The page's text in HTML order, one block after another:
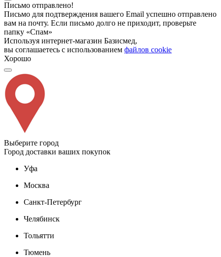
Письмо отправлено!
Письмо для подтверждения вашего Email успешно отправлено
вам на почту. Если письмо долго не приходит, проверьте
папку «Спам»
Используя интернет-магазин Базисмед,
вы соглашаетесь с использованием файлов cookie
Хорошо
Выберите город
Город доставки ваших покупок
Уфа
Москва
Санкт-Петербург
Челябинск
Тольятти
Тюмень